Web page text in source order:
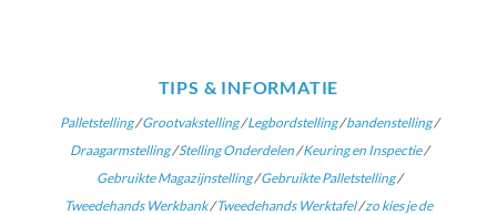
TIPS & INFORMATIE
Palletstelling/Grootvakstelling/Legbordstelling/bandenstelling/
Draagarmstelling/Stelling Onderdelen/Keuring en Inspectie/
Gebruikte Magazijnstelling/Gebruikte Palletstelling/
Tweedehands Werkbank/Tweedehands Werktafel/zo kies je de